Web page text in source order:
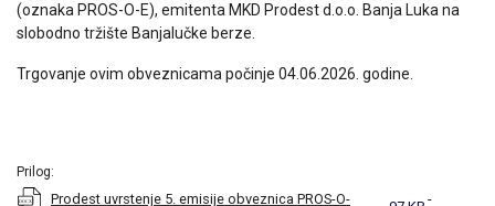
(oznaka PROS-O-E), emitenta MKD Prodest d.o.o. Banja Luka na
slobodno tržište Banjalučke berze.
Trgovanje ovim obveznicama počinje 04.06.2026. godine.
Prilog:
Prodest uvrstenje 5. emisije obveznica PROS-O-
-